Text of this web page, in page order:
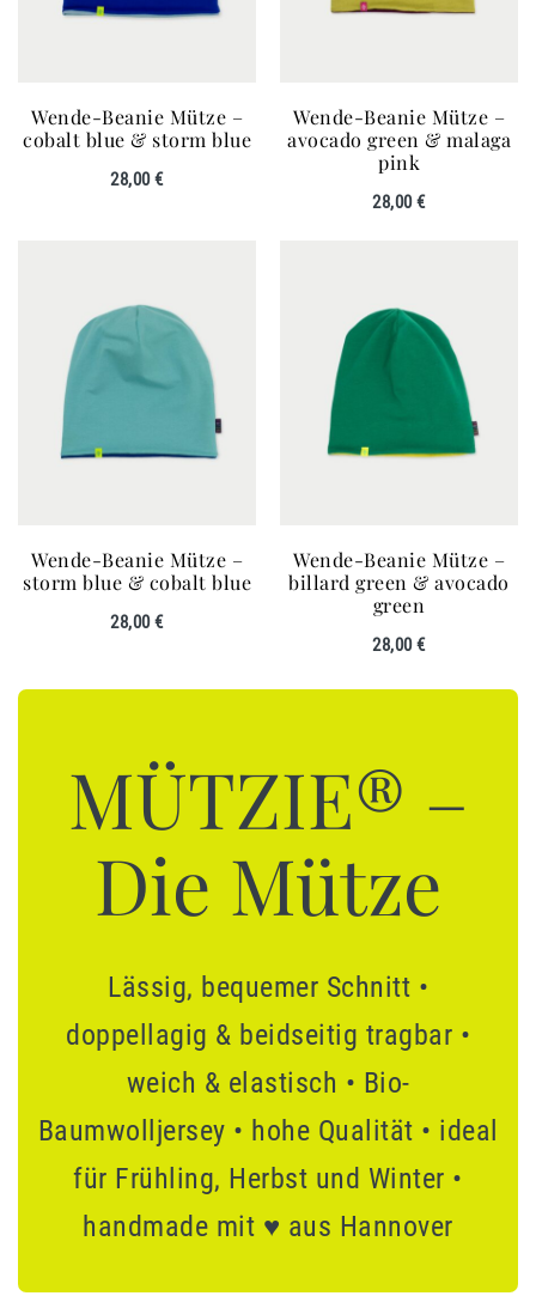
Wende-Beanie Mütze –
cobalt blue & storm blue
28,00€
Wende-Beanie Mütze –
avocado green & malaga
pink
28,00€
Wende-Beanie Mütze –
storm blue & cobalt blue
28,00€
Wende-Beanie Mütze –
billard green & avocado
green
28,00€
MÜTZIE® –
Die Mütze
Lässig, bequemer Schnitt •
doppellagig & beidseitig tragbar •
weich & elastisch • Bio-
Baumwolljersey • hohe Qualität • ideal
für Frühling, Herbst und Winter •
handmade mit ♥ aus Hannover